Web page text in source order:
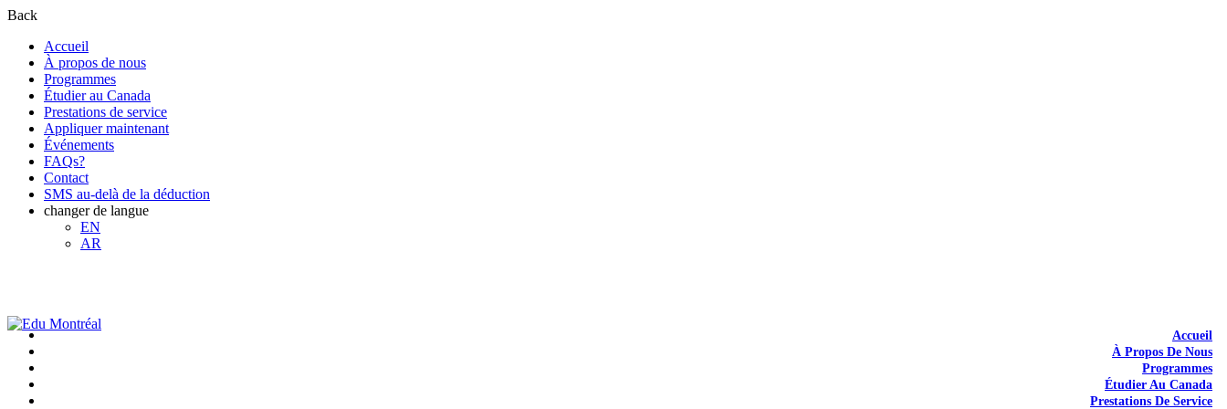
Back
Accueil
À propos de nous
Programmes
Étudier au Canada
Prestations de service
Appliquer maintenant
Événements
FAQs?
Contact
SMS au-delà de la déduction
changer de langue
EN
AR
Accueil
À Propos De Nous
Programmes
Étudier Au Canada
Prestations De Service